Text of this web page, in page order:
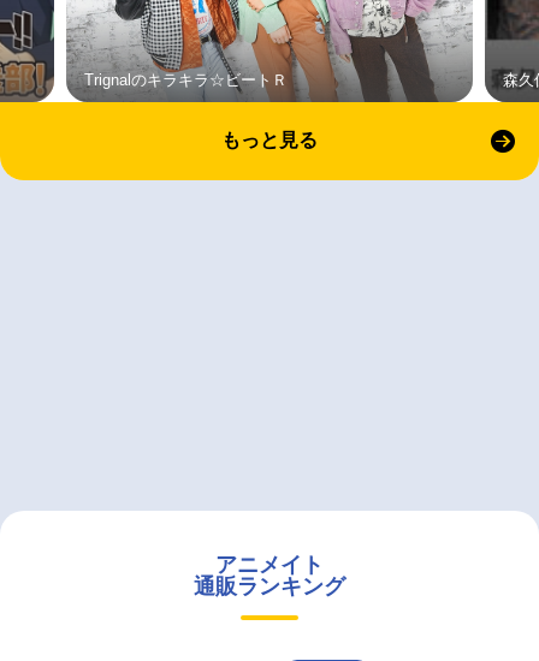
Trignalのキラキラ☆ビートＲ 森久
もっと見る
アニメイト
通販ランキング